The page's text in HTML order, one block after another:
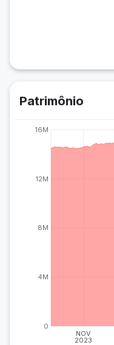
Patrimônio
NOV
2023
0
4M
8M
12M
16M